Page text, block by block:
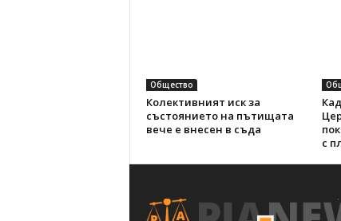
Общество
Колективният иск за
състоянието на пътищата
вече е внесен в съда
с